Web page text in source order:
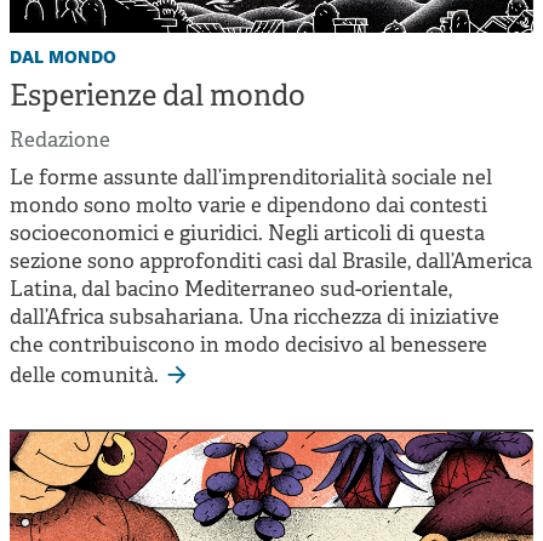
dal mondo
Esperienze dal mondo
Redazione
Le forme assunte dall’imprenditorialità sociale nel
mondo sono molto varie e dipendono dai contesti
socioeconomici e giuridici. Negli articoli di questa
sezione sono approfonditi casi dal Brasile, dall’America
Latina, dal bacino Mediterraneo sud-orientale,
dall’Africa subsahariana. Una ricchezza di iniziative
che contribuiscono in modo decisivo al benessere
delle comunità.